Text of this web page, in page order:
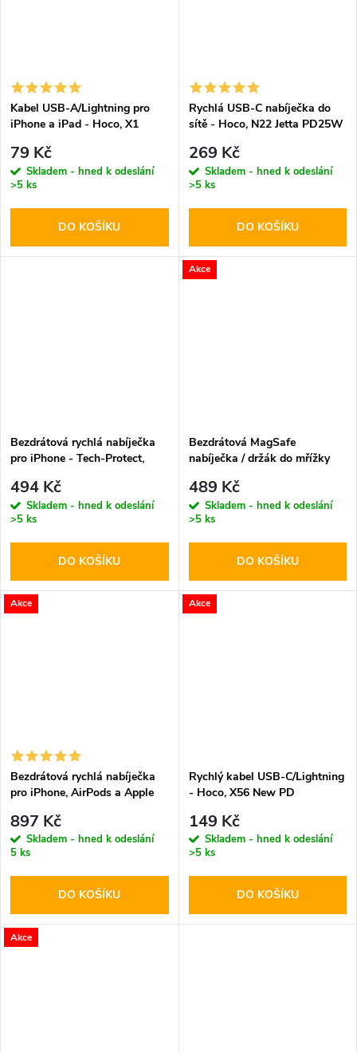
Kabel USB-A/Lightning pro
iPhone a iPad - Hoco, X1
79 Kč
Skladem - hned k odeslání
>5 ks
DO KOŠÍKU
Rychlá USB-C nabíječka do
sítě - Hoco, N22 Jetta PD25W
269 Kč
Skladem - hned k odeslání
>5 ks
DO KOŠÍKU
Bezdrátová rychlá nabíječka
pro iPhone - Tech-Protect,
Wireless Charger White
494 Kč
Skladem - hned k odeslání
>5 ks
DO KOŠÍKU
Akce
Bezdrátová MagSafe
nabíječka / držák do mřížky
489 Kč
Skladem - hned k odeslání
>5 ks
DO KOŠÍKU
Akce
Bezdrátová rychlá nabíječka
pro iPhone, AirPods a Apple
MagSafe Wireless Charger
White
897 Kč
Skladem - hned k odeslání
5 ks
DO KOŠÍKU
Akce
Rychlý kabel USB-C/Lightning
- Hoco, X56 New PD
149 Kč
Skladem - hned k odeslání
>5 ks
DO KOŠÍKU
Akce